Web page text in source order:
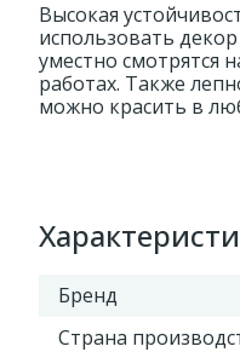
Высокая
использовать
уместно смотрятся
работах. Также
можно красить в
Бренд
Страна